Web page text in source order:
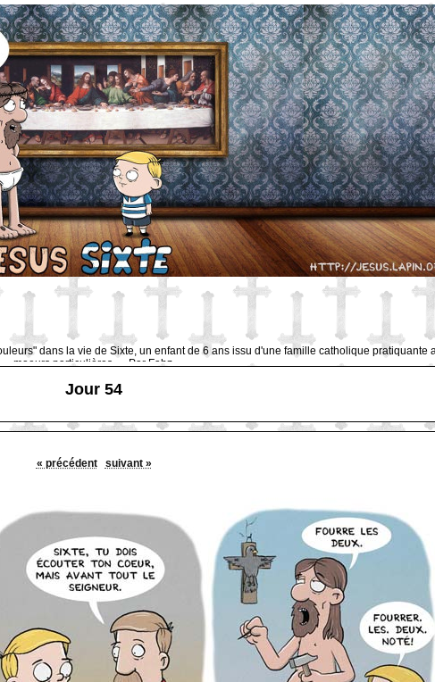
dans la vie de Sixte, un enfant de 6 ans issu d'une famille catholique pratiquante
moeurs particulières … Par Fabz.
Jour 54
« précédent suivant »